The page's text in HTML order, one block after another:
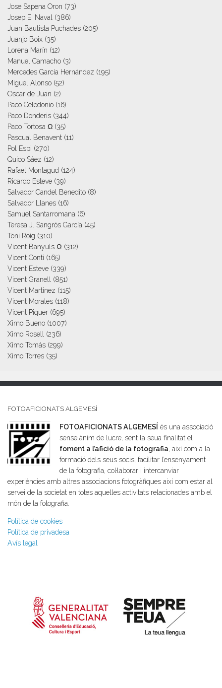
Jose Sapena Oron (73)
Josep E. Naval
(386)
Juan Bautista Puchades (205)
Juanjo Boix (35)
Lorena Marín (12)
Manuel Camacho (3)
Mercedes García Hernández (195)
Miguel Alonso (52)
Oscar de Juan (2)
Paco Celedonio (16)
Paco Donderis (344)
Paco Tortosa Ω (35)
Pascual Benavent (11)
Pol Espi (270)
Quico Sáez (12)
Rafael Montagud (124)
Ricardo Esteve (39)
Salvador Candel Benedito (8)
Salvador Llanes (16)
Samuel Santarromana (6)
Teresa J. Sangrós García (45)
Toni Roig (310)
Vicent Banyuls Ω (312)
Vicent Conti (165)
Vicent Esteve (339)
Vicent Granell
(851)
Vicent Martinez (115)
Vicent Morales (118)
Vicent Piquer (695)
Ximo Bueno (1007)
Ximo Rosell
(236)
Ximo Tomás (299)
Ximo Torres (35)
FOTOAFICIONATS ALGEMESÍ
FOTOAFICIONATS ALGEMESÍ és una associació
sense ànim de lucre, sent la seua finalitat el
foment a l’afició de la fotografia, així com a la
formació dels seus socis, facilitar l’ensenyament
de la fotografia, col·laborar i intercanviar
experiències amb altres associacions fotogràfiques així com estar al
servei de la societat en totes aquelles activitats relacionades amb el
món de la fotografia.
Política de cookies
Política de privadesa
Avís legal